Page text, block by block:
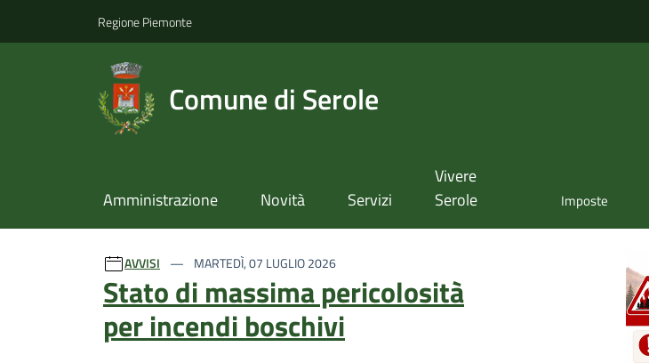
Regione Piemonte
Comune di Serole
Amministrazione Novità Servizi
Vivere
Serole
Imposte
Ultime notizie
AVVISI MARTEDÌ, 07 LUGLIO 2026
Stato di massima pericolosità
per incendi boschivi